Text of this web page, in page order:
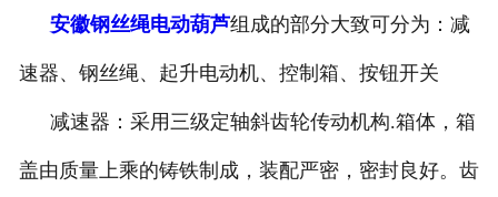
联系我们
安徽钢丝绳电动葫芦组成的部分大致可分为：减
速器、钢丝绳、 起升电动机、 控制箱、 按钮开关
减速器：采用三级定轴斜齿轮传动机构.箱体，箱
盖由质量上乘的铸铁制成，装配严密，密封良好。齿